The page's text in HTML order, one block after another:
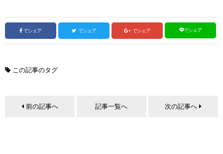
でシェア でシェア でシェア でシェア
この記事のタグ
前の記事へ 記事一覧へ 次の記事へ